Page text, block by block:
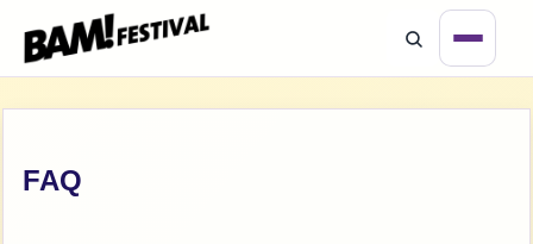
Overslaan en naar de inhoud gaan
Zoeken
Open
FAQ